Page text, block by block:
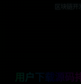
区块链
用户下载源码